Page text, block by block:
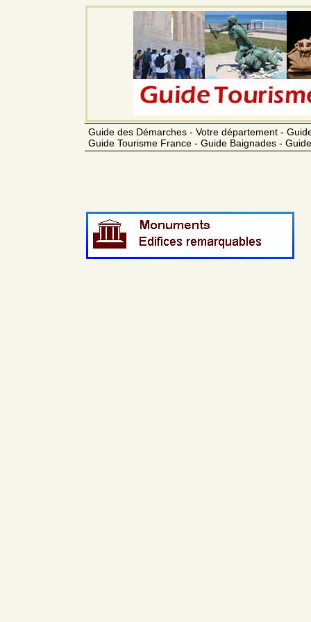
Guide des Démarches - Votre département -
Guide Tourisme France - Guide Baignades -